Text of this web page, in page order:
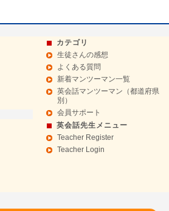
カテゴリ
生徒さんの感想
よくある質問
新着マンツーマン一覧
英会話マンツーマン（都道府県
別）
会員サポート
英会話先生メニュー
Teacher Register
Teacher Login